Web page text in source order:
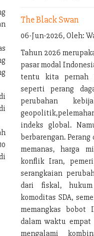
The Black Swan
06-Jun-2026, Oleh:
Tahun 2026
pasar modal
tentu kita pernah
seperti perang
perubahan
indeks global.
berbarengan.
memanas, harga
konflik Iran,
serangkaian
dari fiskal,
komoditas SDA,
memangkas bobot
dalam waktu
mengalami